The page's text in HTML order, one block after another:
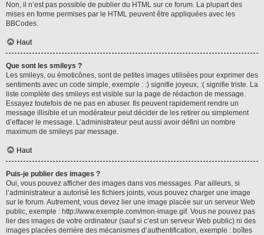
Non, il n’est pas possible de publier du HTML sur ce forum. La plupart des
mises en forme permises par le HTML peuvent être appliquées avec les
BBCodes.
Haut
Que sont les smileys ?
Les smileys, ou émoticônes, sont de petites images utilisées pour exprimer des
sentiments avec un code simple, exemple : :) signifie joyeux, :( signifie triste. La
liste complète des smileys est visible sur la page de rédaction de message.
Essayez toutefois de ne pas en abuser. Ils peuvent rapidement rendre un
message illisible et un modérateur peut décider de les retirer ou simplement
d’effacer le message. L’administrateur peut aussi avoir défini un nombre
maximum de smileys par message.
Haut
Puis-je publier des images ?
Oui, vous pouvez afficher des images dans vos messages. Par ailleurs, si
l’administrateur a autorisé les fichiers joints, vous pouvez charger une image
sur le forum. Autrement, vous devez lier une image placée sur un serveur Web
public, exemple : http://www.exemple.com/mon-image.gif. Vous ne pouvez pas
lier des images de votre ordinateur (sauf si c’est un serveur Web public) ni des
images placées derrière des mécanismes d’authentification, exemple : boîtes